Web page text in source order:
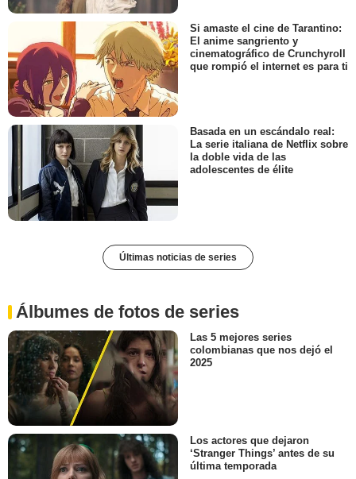
Si amaste el cine de Tarantino:
El anime sangriento y
cinematográfico de Crunchyroll
que rompió el internet es para ti
Basada en un escándalo real:
La serie italiana de Netflix sobre
la doble vida de las
adolescentes de élite
Últimas noticias de series
Álbumes de fotos de series
Las 5 mejores series
colombianas que nos dejó el
2025
Los actores que dejaron
‘Stranger Things’ antes de su
última temporada